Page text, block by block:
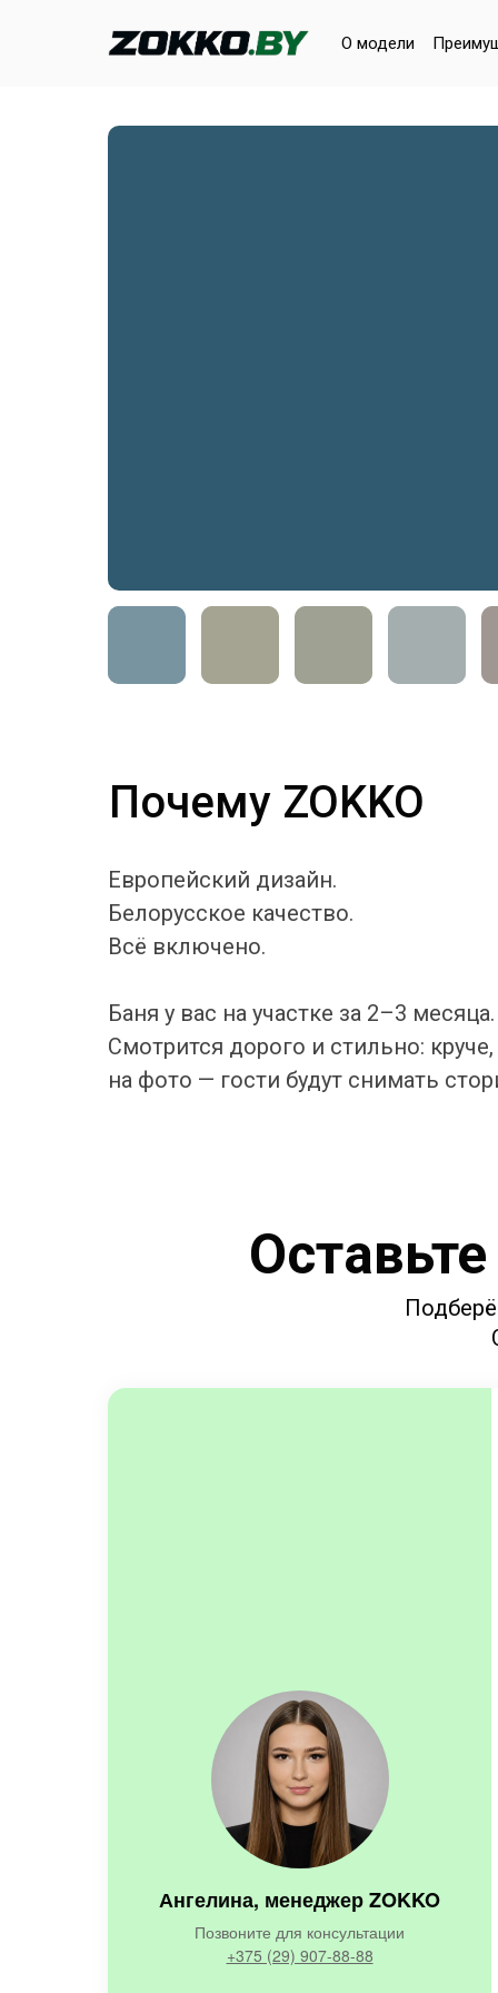
О модели
Европейский дизайн.
Белорусское качество.
Всё включено.
Баня у вас на участке за 2–3 месяца.
Смотрится дорого и стильно:
на фото — гости будут снимать
Почему ZOKKO
Ангелина, менеджер ZOKKO
Позвоните для консультации
+375 (29) 907-88-88